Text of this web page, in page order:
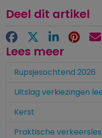
Deel dit artikel
Facebook LinkedIn
Lees meer
Rupsjesochtend 2026
Uitslag verkiezingen
Kerst
Praktische